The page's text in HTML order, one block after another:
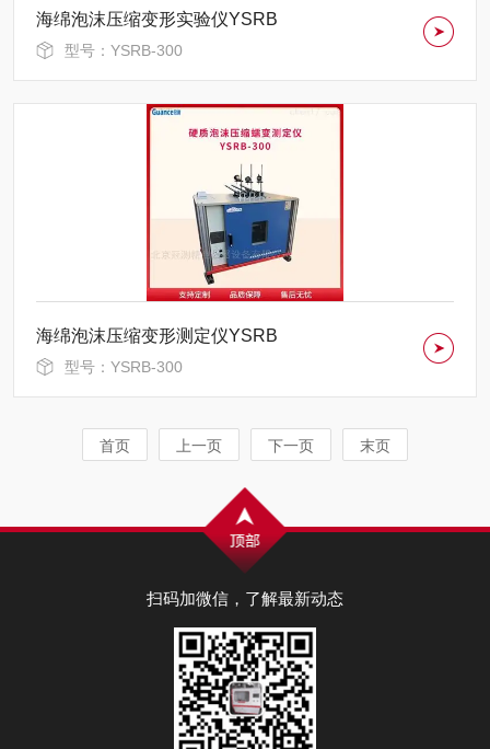
海绵泡沫压缩变形实验仪YSRB
型号：YSRB-300
海绵泡沫压缩变形测定仪YSRB
型号：YSRB-300
首页 上一页 下一页 末页
扫码加微信，了解最新动态